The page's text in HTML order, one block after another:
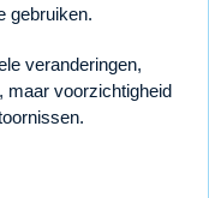
gebruiken.
veranderingen,
maar voorzichtigheid